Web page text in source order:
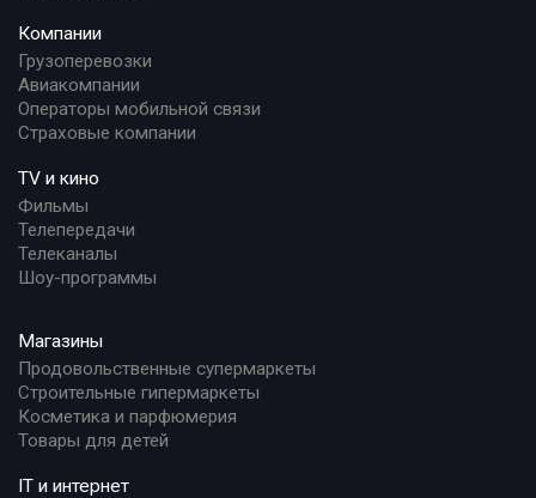
Компании
Грузоперевозки
Авиакомпании
Операторы мобильной связи
Страховые компании
TV и кино
Фильмы
Телепередачи
Телеканалы
Шоу-программы
Магазины
Продовольственные супермаркеты
Строительные гипермаркеты
Косметика и парфюмерия
Товары для детей
IT и интернет